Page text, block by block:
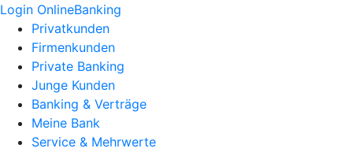
Login OnlineBanking
Privatkunden
Firmenkunden
Private Banking
Junge Kunden
Banking & Verträge
Meine Bank
Service & Mehrwerte